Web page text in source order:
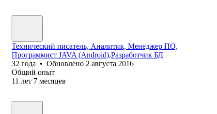
Технический писатель, Аналитик, Менеджер ПО,
Программист JAVA (Android),Разработчик БД
32 года • Обновлено 2 августа 2016
Общий опыт
11 лет 7 месяцев